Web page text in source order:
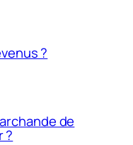
?
de
?